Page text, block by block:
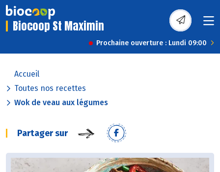
Biocoop St Maximin
Prochaine ouverture : Lundi 09:00
Accueil
Toutes nos recettes
Wok de veau aux légumes
Partager sur